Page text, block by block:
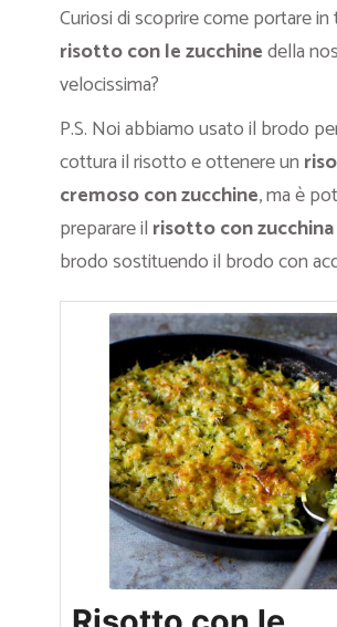
Curiosi di scoprire come portare in
risotto con le zucchinedella
velocissima?
P.S. Noi abbiamo usato il brodo
cottura il risotto e ottenere un
cremoso con zucchine, ma è
preparare il risotto con zucchina
brodo sostituendo il brodo con